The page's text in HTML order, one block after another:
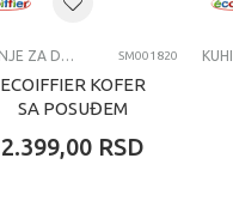
KUHINJE ZA DECU I DODACI ZA IGRU SM001820
ECOIFFIER KOFER
SA POSUĐEM
2.399,00 RSD